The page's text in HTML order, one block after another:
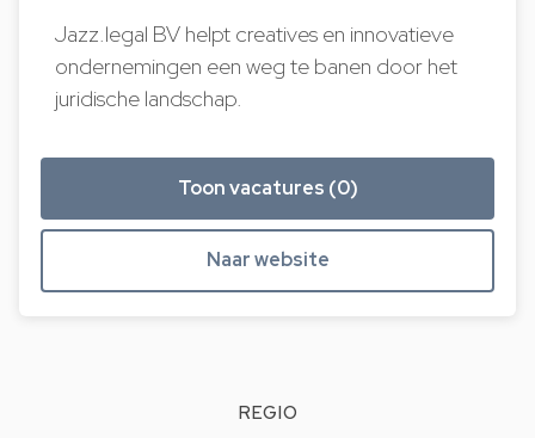
Jazz.legal BV helpt creatives en innovatieve
ondernemingen een weg te banen door het
juridische landschap.
Toon vacatures (0)
Naar website
REGIO